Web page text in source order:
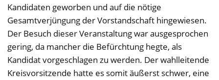
Kandidaten geworben und auf die nötige
Gesamtverjüngung der Vorstandschaft hingewiesen.
Der Besuch dieser Veranstaltung war ausgesprochen
gering, da mancher die Befürchtung hegte, als
Kandidat vorgeschlagen zu werden. Der wahlleitende
Kreisvorsitzende hatte es somit äußerst schwer, eine